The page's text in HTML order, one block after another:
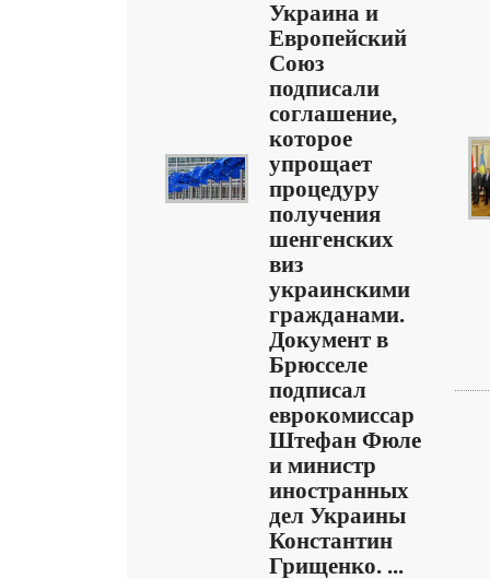
Украина и
Европейский
Союз
подписали
соглашение,
которое
упрощает
процедуру
получения
шенгенских
виз
украинскими
гражданами.
Документ в
Брюсселе
подписал
еврокомиссар
Штефан Фюле
и министр
иностранных
дел Украины
Константин
Грищенко. ...